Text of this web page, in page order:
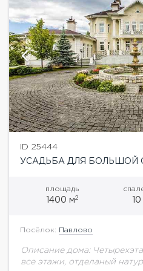
ID 25444
УСАДЬБА ДЛЯ БОЛЬШОЙ
площадь
1400 м2 10
Посёлок: Павлово
Описание дома:
все этажи, отделаный